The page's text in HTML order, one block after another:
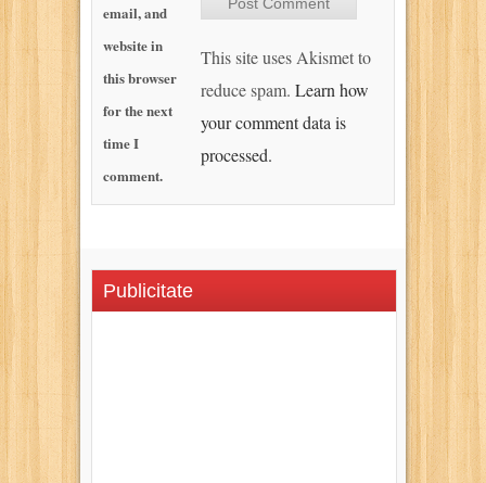
email, and
website in
this browser
for the next
time I
comment.
This site uses Akismet to
reduce spam. Learn how
your comment data is
processed.
Publicitate